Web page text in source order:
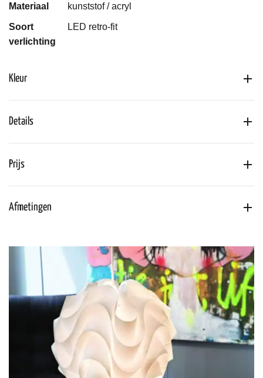
Materiaal kunststof / acryl
Soort
verlichting
LED retro-fit
Kleur
Details
Prijs
Afmetingen